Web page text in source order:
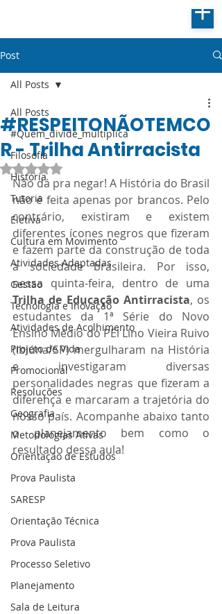
Post
All Posts
#Quem_divide_multiplica
Filosofia
História
Tutoria
Eletiva
Cultura em Movimento
Atividades Adaptadas
Gestão
Tecnologia e Inovação
Atividades de Acolhimento
Projeto de Vida
Promocional
Resoluções
Geografia
Metodologias Ativas
Orientação de Estudos
Prova Paulista
SARESP
Orientação Técnica
Prova Paulista
Processo Seletivo
Planejamento
Sala de Leitura
All Posts
#RESPEITONÃOTEMCO
R - Trilha Antirracista
Avaliado com NaN de 5 estrelas.
Não dá pra negar! A História do Brasil
não é feita apenas por brancos. Pelo
contrário, existiram e existem
diferentes ícones negros que fizeram
e fazem parte da construção de toda
a sociedade brasileira. Por isso,
Trilha de Educação Antirracista, os
estudantes da 1ª Série do Novo
Ensino Médio do PEl Lino Vieira Ruivo
(Ibiúna/SP) mergulharam na História
e investigaram diversas
personalidades negras que fizeram a
diferença e marcaram a trajetória do
nosso país. Acompanhe abaixo tanto
o planejamento bem como o
resultado dessa aula!